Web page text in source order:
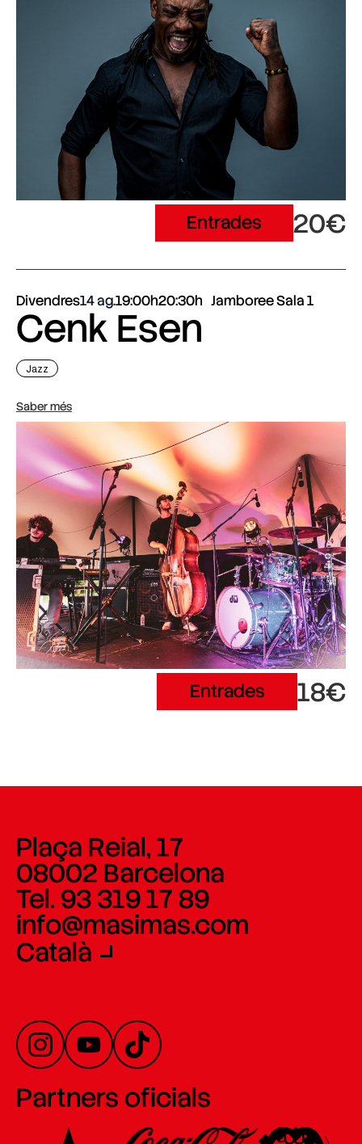
Entrades 20€
Divendres14 ag.19:00h20:30h Jamboree Sala 1
Cenk Esen
Jazz
Saber més
Entrades 18€
Plaça Reial, 17
08002 Barcelona
Tel. 93 319 17 89
info@masimas.com
Català
Partners oficials